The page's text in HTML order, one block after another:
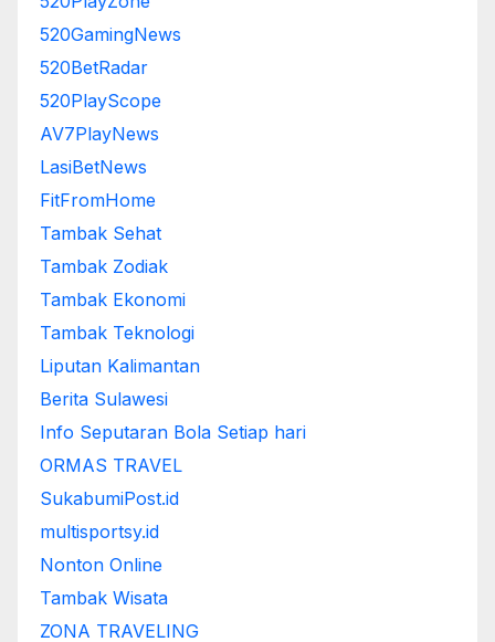
520GamingNews
520BetRadar
520PlayScope
AV7PlayNews
LasiBetNews
FitFromHome
Tambak Sehat
Tambak Zodiak
Tambak Ekonomi
Tambak Teknologi
Liputan Kalimantan
Berita Sulawesi
Info Seputaran Bola Setiap hari
ORMAS TRAVEL
SukabumiPost.id
multisportsy.id
Nonton Online
Tambak Wisata
ZONA TRAVELING